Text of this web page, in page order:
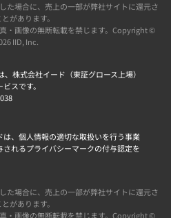
た場合に、売上の一部が弊社サイトに還元さ
があります。
・画像の無断転載を禁じます。Copyright ©
IID, Inc.
、株式会社イード（東証グロース上場）
スです。
は、個人情報の適切な取扱いを行う事業
されるプライバシーマークの付与認定を
た場合に、売上の一部が弊社サイトに還元さ
があります。
・画像の無断転載を禁じます。Copyright ©